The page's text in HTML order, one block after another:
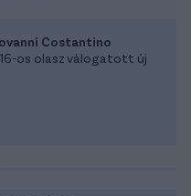
Costantino
os olasz válogatott új